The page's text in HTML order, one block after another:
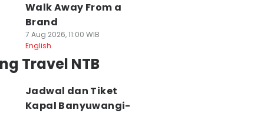
Walk Away From a
Brand
7 Aug 2026, 11:00 WIB
English
Travel NTB
Jadwal dan Tiket
Kapal Banyuwangi-